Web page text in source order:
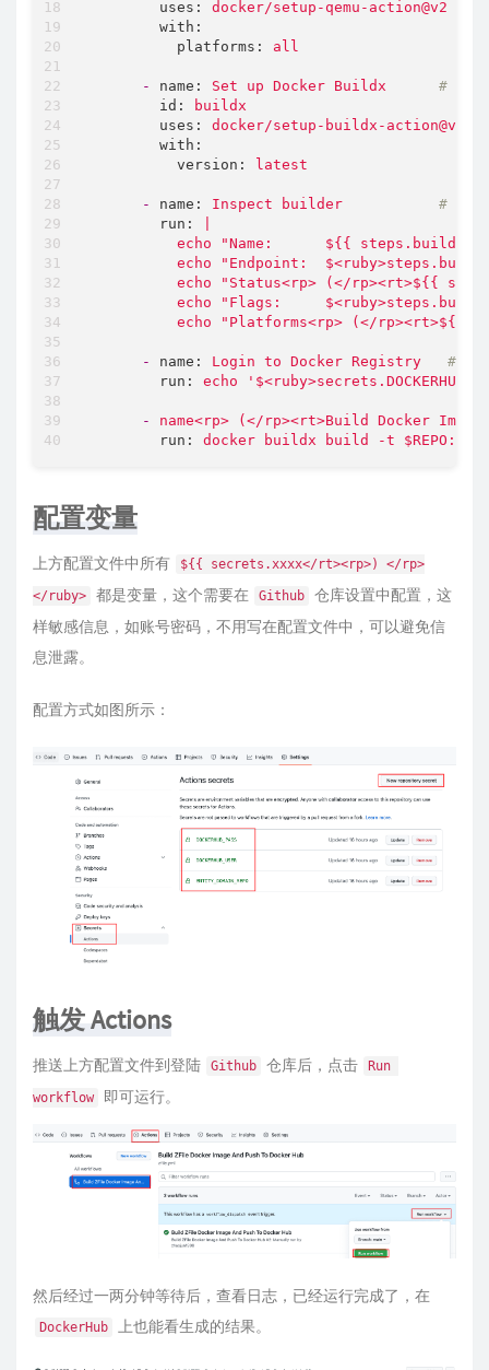
uses:
docker/setup-qemu-action@v2
with:
platforms:
all
- name: Set up Docker Buildx
# 设
id:
buildx
uses:
docker/setup-buildx-action@v2
with:
version:
latest
- name: Inspect builder
# 查
run:
echo "Name:      ${{
echo "Endpoint:
echo "Status<rp> (</rp><rt>${{
echo "Flags:
- name: Login to Docker Registry
# 登
run:
echo
- name<rp> (</rp><rt>Build Docker Image
run:
docker buildx build -t
配置变量
上方配置文件中所有 ${{ secrets.xxxx</rt><rp>) </rp>
</ruby> 都是变量，这个需要在 Github
仓库设置中配置，这
样敏感信息，如账号密码，不用写在配置文件中，可以避免信
息泄露。
配置方式如图所示：
触发 Actions
推送上方配置文件到登陆 Github 仓库后，点击 Run
workflow 即可运行。
然后经过一两分钟等待后，查看日志，已经运行完成了，在
DockerHub 上也能看生成的结果。